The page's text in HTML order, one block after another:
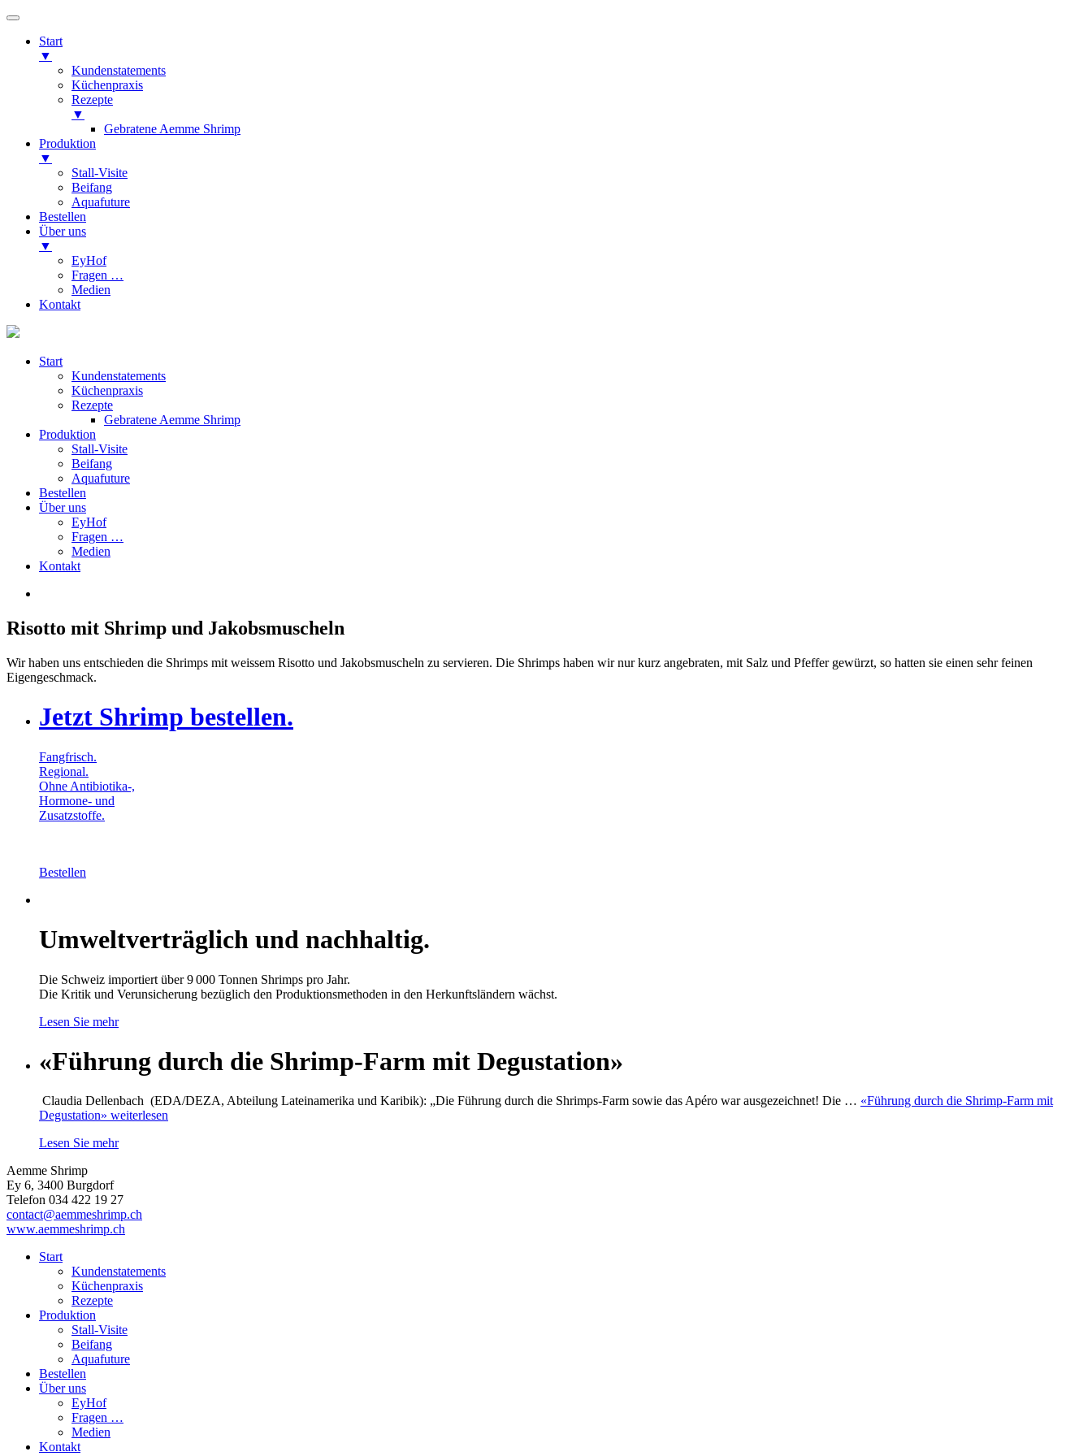
Start
▼
Kundenstatements
Küchenpraxis
Rezepte
▼
Gebratene Aemme Shrimp
Produktion
▼
Stall-Visite
Beifang
Aquafuture
Bestellen
Über uns
▼
EyHof
Fragen …
Medien
Kontakt
Start
Kundenstatements
Küchenpraxis
Rezepte
Gebratene Aemme Shrimp
Produktion
Stall-Visite
Beifang
Aquafuture
Bestellen
Über uns
EyHof
Fragen …
Medien
Kontakt
Risotto mit Shrimp und Jakobsmuscheln
Wir haben uns entschieden die Shrimps mit weissem Risotto und Jakobsmuscheln zu servieren. Die Shrimps haben wir nur kurz angebraten, mit Salz und Pfeffer gewürzt, so hatten sie einen sehr feinen
Eigengeschmack.
Jetzt Shrimp bestellen.
Fangfrisch.
Regional.
Ohne Antibiotika-,
Hormone- und
Zusatzstoffe.
Bestellen
Umweltverträglich und nachhaltig.
Die Schweiz importiert über 9 000 Tonnen Shrimps pro Jahr.
Die Kritik und Verunsicherung bezüglich den Produktionsmethoden in den Herkunftsländern wächst.
Lesen Sie mehr
«Führung durch die Shrimp-Farm mit Degustation»
Claudia Dellenbach (EDA/DEZA, Abteilung Lateinamerika und Karibik): „Die Führung durch die Shrimps-Farm sowie das Apéro war ausgezeichnet! Die … «Führung durch die Shrimp-Farm mit
Degustation» weiterlesen
Lesen Sie mehr
Aemme Shrimp
Ey 6, 3400 Burgdorf
Telefon 034 422 19 27
contact@aemmeshrimp.ch
www.aemmeshrimp.ch
Start
Kundenstatements
Küchenpraxis
Rezepte
Produktion
Stall-Visite
Beifang
Aquafuture
Bestellen
Über uns
EyHof
Fragen …
Medien
Kontakt